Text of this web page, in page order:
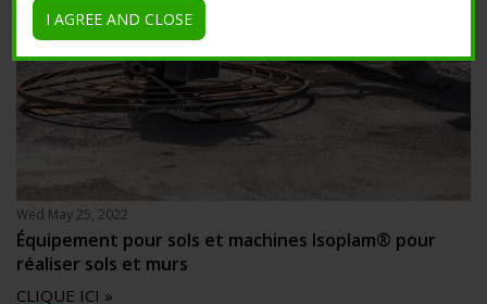
Wed May 25, 2022
Équipement pour sols et machines Isoplam® pour
réaliser sols et murs
CLIQUE ICI »
I AGREE AND CLOSE